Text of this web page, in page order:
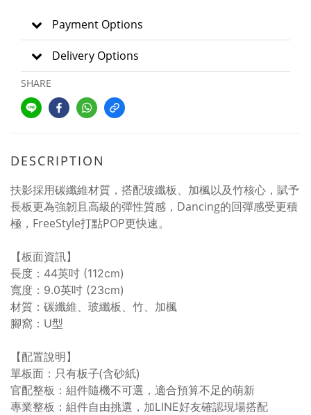
Payment Options
Delivery Options
SHARE
DESCRIPTION
扶影採用碳纖維材質，搭配玻纖板、加楓以及竹核心，賦予
長板更為強韌且高級的彈性質感，Dancing的回彈感受更積
極，FreeStyle打點POP更快速。
【板面資訊】
長度：44英吋 (112cm)
寬度：9.0英吋 (23cm)
材質：碳纖維、玻纖板、竹、加楓
腳窩：U型
【配置說明】
單板面：只有板子(含砂紙)
官配整板：組件隨機不可選，適合預算不足的萌新
專業整板：組件自由挑選，加LINE好友確認現場搭配